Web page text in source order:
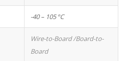
-40 – 105 °C
Wire-to-Board/Board-to-
Board